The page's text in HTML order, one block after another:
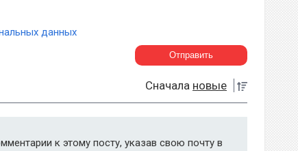
данных
Сначала новые
к этому посту, указав свою почту в